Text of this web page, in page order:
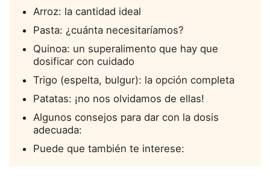
Arroz: la cantidad ideal
Pasta: ¿cuánta necesitaríamos?
Quinoa: un superalimento que hay que
dosificar con cuidado
Trigo (espelta, bulgur): la opción completa
Patatas: ¡no nos olvidamos de ellas!
Algunos consejos para dar con la dosis
adecuada:
Puede que también te interese: